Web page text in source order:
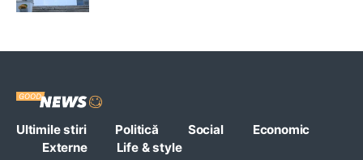
Ultimile stiri Politică Social
Economic
Externe
Life & style